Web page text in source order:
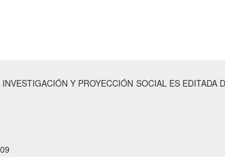
Y PROYECCIÓN SOCIAL ES EDITADA